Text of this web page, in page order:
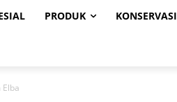
PRODUK KONSERVASI